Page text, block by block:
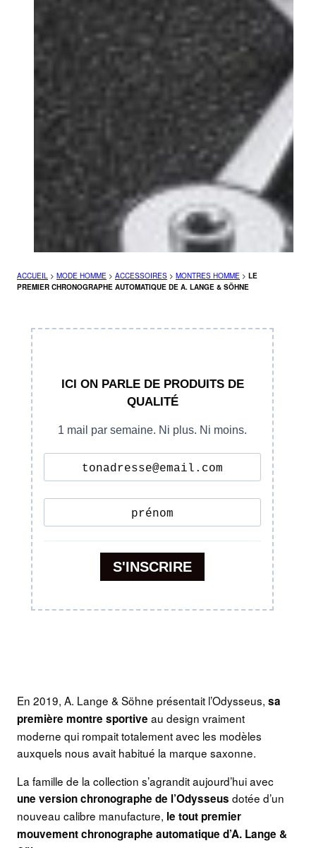
ACCUEIL > MODE HOMME > ACCESSOIRES > MONTRES HOMME > LE
PREMIER CHRONOGRAPHE AUTOMATIQUE DE A. LANGE & SÖHNE
En 2019, A. Lange & Söhne présentait l’Odysseus, sa
première montre sportive au design vraiment
moderne qui rompait totalement avec les modèles
auxquels nous avait habitué la marque saxonne.
La famille de la collection s’agrandit aujourd’hui avec
une version chronographe de l’Odysseus dotée d’un
nouveau calibre manufacture, le tout premier
mouvement chronographe automatique d’A. Lange &